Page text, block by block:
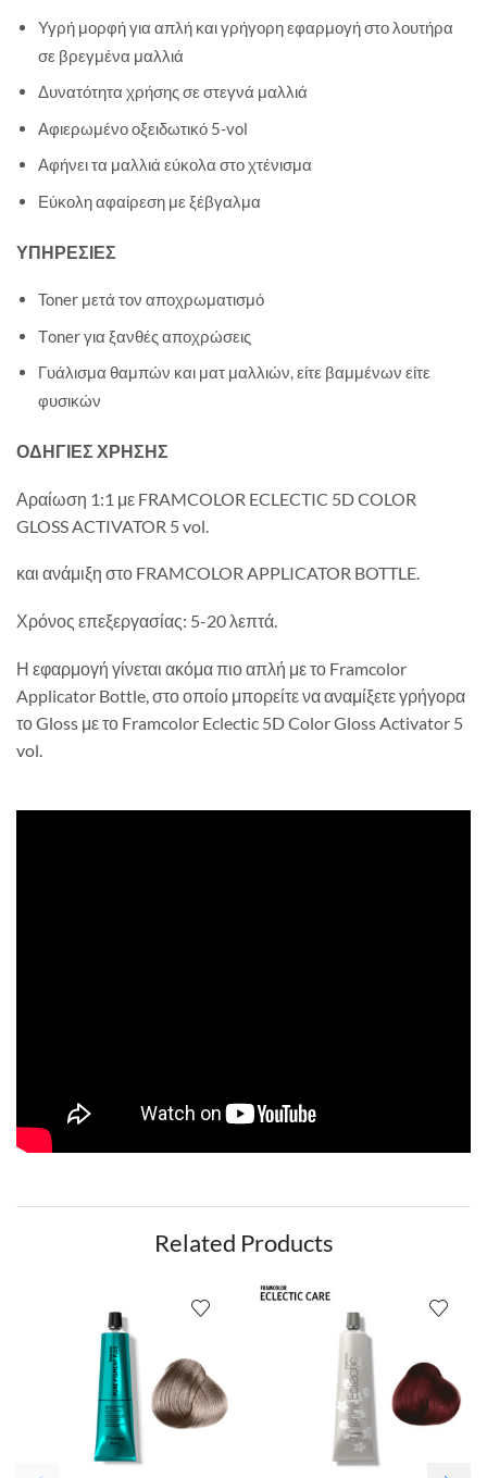
Υγρή μορφή για απλή και γρήγορη εφαρμογή στο λουτήρα
σε βρεγμένα μαλλιά
Δυνατότητα χρήσης σε στεγνά μαλλιά
Αφιερωμένο οξειδωτικό 5-vol
Αφήνει τα μαλλιά εύκολα στο χτένισμα
Εύκολη αφαίρεση με ξέβγαλμα
ΥΠΗΡΕΣΙΕΣ
Toner μετά τον αποχρωματισμό
Τoner για ξανθές αποχρώσεις
Γυάλισμα θαμπών και ματ μαλλιών, είτε βαμμένων είτε
φυσικών
ΟΔΗΓΙΕΣ ΧΡΗΣΗΣ
Αραίωση 1:1 με FRAMCOLOR ECLECTIC 5D COLOR
GLOSS ACTIVATOR 5 vol.
και ανάμιξη στο FRAMCOLOR APPLICATOR BOTTLE.
Χρόνος επεξεργασίας: 5-20 λεπτά.
Η εφαρμογή γίνεται ακόμα πιο απλή με το Framcolor
Applicator Bottle, στο οποίο μπορείτε να αναμίξετε γρήγορα
το Gloss με το Framcolor Eclectic 5D Color Gloss Activator 5
vol.
Related Products